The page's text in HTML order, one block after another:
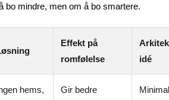
bo mindre, men om å bo smartere.
Effekt på
romfølelse
idé
hems,
Gir bedre